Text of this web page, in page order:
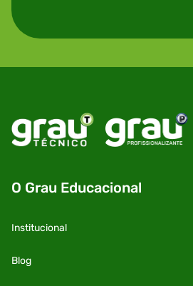
O Grau Educacional
Institucional
Blog